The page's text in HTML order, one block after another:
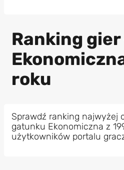
Ranking gier
roku
Sprawdź ranking najwyżej
gatunku Ekonomiczna z
użytkowników portalu